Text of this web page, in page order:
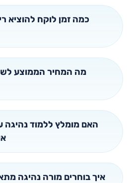
כמה זמן לוקח להוציא
מה המחיר הממוצע
האם מומלץ ללמוד נהיגה
איך בוחרים מורה נהיגה